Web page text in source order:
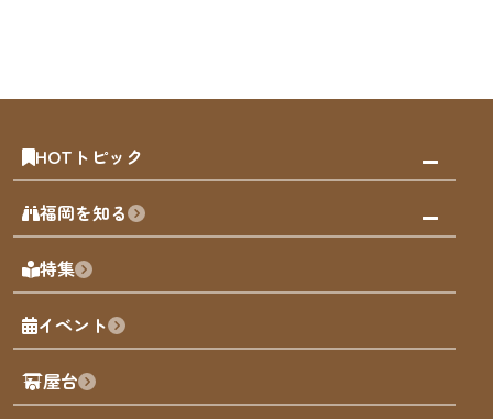
HOTトピック
みんなの旅行記
天神エリア
博多旧市街
福岡城
歴史・文化
福岡を知る
福岡の見どころ
福岡の魅力
観光カレンダー
観光PR動画
まち歩き
特集
イベント
屋台